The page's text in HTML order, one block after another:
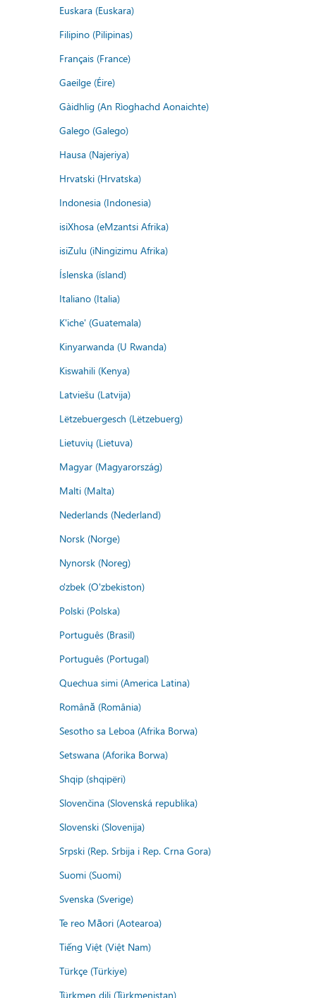
Euskara (Euskara)
Filipino (Pilipinas)
Français (France)
Gaeilge (Éire)
Gàidhlig (An Rìoghachd Aonaichte)
Galego (Galego)
Hausa (Najeriya)
Hrvatski (Hrvatska)
Indonesia (Indonesia)
isiXhosa (eMzantsi Afrika)
isiZulu (iNingizimu Afrika)
Íslenska (ísland)
Italiano (Italia)
K'iche' (Guatemala)
Kinyarwanda (U Rwanda)
Kiswahili (Kenya)
Latviešu (Latvija)
Lëtzebuergesch (Lëtzebuerg)
Lietuvių (Lietuva)
Magyar (Magyarország)
Malti (Malta)
Nederlands (Nederland)
Norsk (Norge)
Nynorsk (Noreg)
o'zbek (O'zbekiston)
Polski (Polska)
Português (Brasil)
Português (Portugal)
Quechua simi (America Latina)
Română (România)
Sesotho sa Leboa (Afrika Borwa)
Setswana (Aforika Borwa)
Shqip (shqipëri)
Slovenčina (Slovenská republika)
Slovenski (Slovenija)
Srpski (Rep. Srbija i Rep. Crna Gora)
Suomi (Suomi)
Svenska (Sverige)
Te reo Māori (Aotearoa)
Tiếng Việt (Việt Nam)
Türkçe (Türkiye)
Türkmen dili (Türkmenistan)